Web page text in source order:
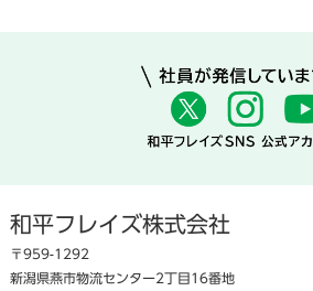
和平フレイズ株式会社
〒959-1292
新潟県燕市物流センター2丁目16番地